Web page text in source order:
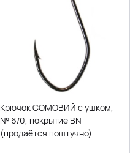
Крючок СОМОВИЙ с ушком,
№ 6/0, покрытие BN
(продаётся поштучно)